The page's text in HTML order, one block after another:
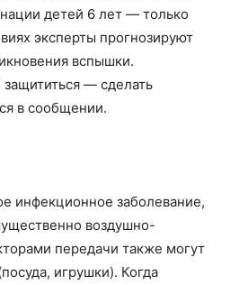
детей 6 лет — только
эксперты прогнозируют
вспышки.
— сделать
в сообщении.
инфекционное заболевание,
воздушно-
передачи также могут
игрушки). Когда